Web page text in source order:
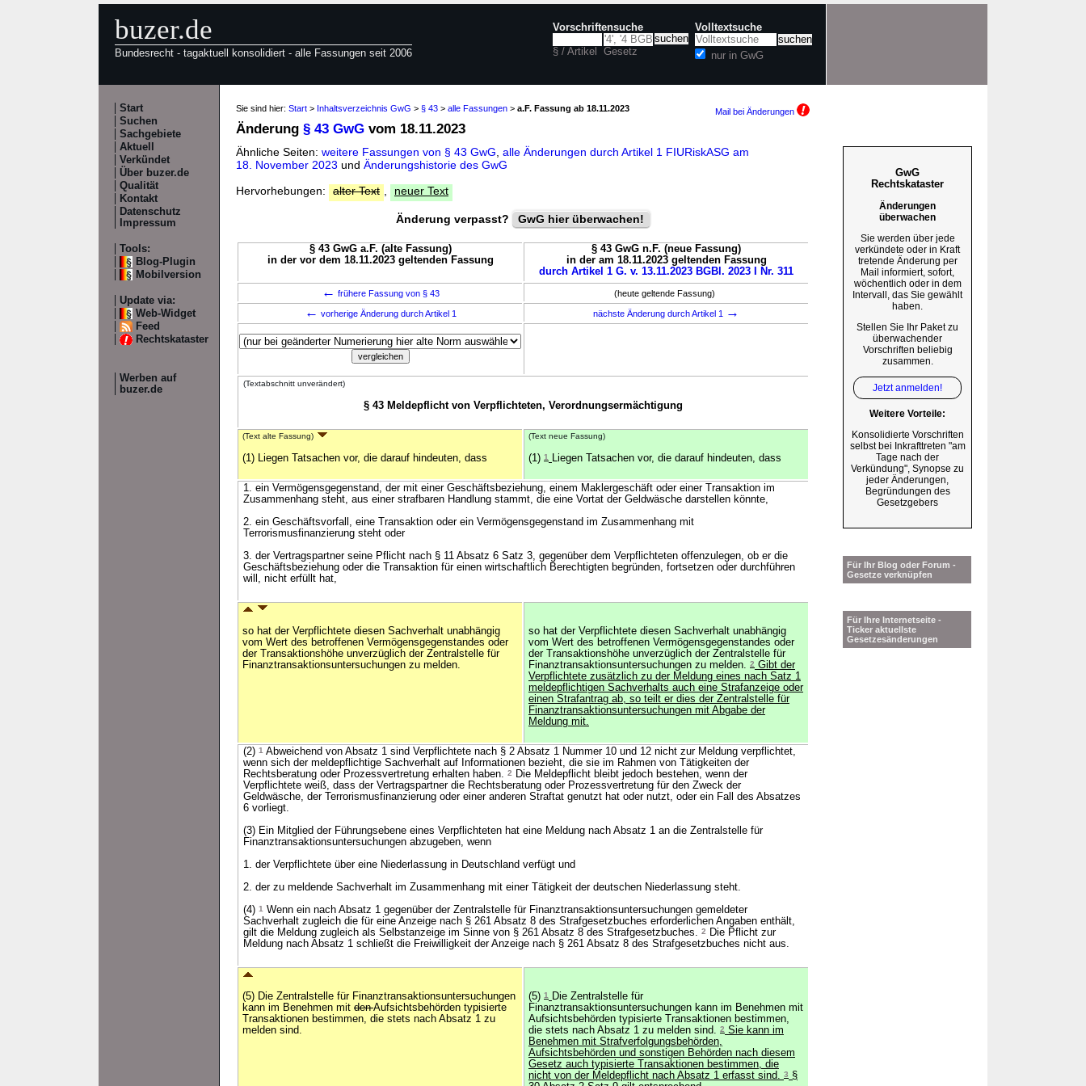
buzer.de
Bundesrecht - tagaktuell konsolidiert - alle Fassungen seit 2006
Vorschriftensuche
§ / Artikel Gesetz
Volltextsuche
nur in GwG
Start
Suchen
Sachgebiete
Aktuell
Verkündet
Über buzer.de
Qualität
Kontakt
Datenschutz
Impressum
Tools:
Blog-Plugin
Mobilversion
Update via:
Web-Widget
Feed
Rechtskataster
Werben auf
buzer.de
Sie sind hier: Start > Inhaltsverzeichnis GwG > § 43 > alle Fassungen > a.F. Fassung ab 18.11.2023 Mail bei Änderungen
Änderung § 43 GwG vom 18.11.2023
Ähnliche Seiten: weitere Fassungen von § 43 GwG alle Änderungen durch Artikel 1 FIURiskASG am
18. November 2023 und Änderungshistorie des GwG
Hervorhebungen:
alter Text neuer Text
Änderung verpasst? GwG hier überwachen!
§ 43 GwG a.F. (alte Fassung)
in der vor dem 18.11.2023 geltenden Fassung
§ 43 GwG n.F. (neue Fassung)
in der am 18.11.2023 geltenden Fassung
durch Artikel 1 G. v. 13.11.2023 BGBl. 2023 I Nr. 311
← frühere Fassung von § 43 (heute geltende Fassung)
← vorherige Änderung durch Artikel 1 nächste Änderung durch Artikel 1 →
(Textabschnitt unverändert)
§ 43 Meldepflicht von Verpflichteten, Verordnungsermächtigung
(Text alte Fassung)
(1) Liegen Tatsachen vor, die darauf hindeuten, dass
(Text neue Fassung)
(1) 1 Liegen Tatsachen vor, die darauf hindeuten, dass
1. ein Vermögensgegenstand, der mit einer Geschäftsbeziehung, einem Maklergeschäft oder einer Transaktion im
Zusammenhang steht, aus einer strafbaren Handlung stammt, die eine Vortat der Geldwäsche darstellen könnte,
2. ein Geschäftsvorfall, eine Transaktion oder ein Vermögensgegenstand im Zusammenhang mit
Terrorismusfinanzierung steht oder
3. der Vertragspartner seine Pflicht nach § 11 Absatz 6 Satz 3, gegenüber dem Verpflichteten offenzulegen, ob er die
Geschäftsbeziehung oder die Transaktion für einen wirtschaftlich Berechtigten begründen, fortsetzen oder durchführen
will, nicht erfüllt hat,
so hat der Verpflichtete diesen Sachverhalt unabhängig
vom Wert des betroffenen Vermögensgegenstandes oder
der Transaktionshöhe unverzüglich der Zentralstelle für
Finanztransaktionsuntersuchungen zu melden.
so hat der Verpflichtete diesen Sachverhalt unabhängig
vom Wert des betroffenen Vermögensgegenstandes oder
der Transaktionshöhe unverzüglich der Zentralstelle für
Finanztransaktionsuntersuchungen zu melden. 2 Gibt der
Verpflichtete zusätzlich zu der Meldung eines nach Satz 1
meldepflichtigen Sachverhalts auch eine Strafanzeige oder
einen Strafantrag ab, so teilt er dies der Zentralstelle für
Finanztransaktionsuntersuchungen mit Abgabe der
Meldung mit.
(2) 1 Abweichend von Absatz 1 sind Verpflichtete nach § 2 Absatz 1 Nummer 10 und 12 nicht zur Meldung verpflichtet,
wenn sich der meldepflichtige Sachverhalt auf Informationen bezieht, die sie im Rahmen von Tätigkeiten der
Rechtsberatung oder Prozessvertretung erhalten haben. 2
Die Meldepflicht bleibt jedoch bestehen, wenn der
Verpflichtete weiß, dass der Vertragspartner die Rechtsberatung oder Prozessvertretung für den Zweck der
Geldwäsche, der Terrorismusfinanzierung oder einer anderen Straftat genutzt hat oder nutzt, oder ein Fall des Absatzes
6 vorliegt.
(3) Ein Mitglied der Führungsebene eines Verpflichteten hat eine Meldung nach Absatz 1 an die Zentralstelle für
Finanztransaktionsuntersuchungen abzugeben, wenn
1. der Verpflichtete über eine Niederlassung in Deutschland verfügt und
2. der zu meldende Sachverhalt im Zusammenhang mit einer Tätigkeit der deutschen Niederlassung steht.
(4) 1 Wenn ein nach Absatz 1 gegenüber der Zentralstelle für Finanztransaktionsuntersuchungen gemeldeter
Sachverhalt zugleich die für eine Anzeige nach § 261 Absatz 8 des Strafgesetzbuches erforderlichen Angaben enthält,
gilt die Meldung zugleich als Selbstanzeige im Sinne von § 261 Absatz 8 des Strafgesetzbuches. 2
Die Pflicht zur
Meldung nach Absatz 1 schließt die Freiwilligkeit der Anzeige nach § 261 Absatz 8 des Strafgesetzbuches nicht aus.
(5) Die Zentralstelle für Finanztransaktionsuntersuchungen
kann im Benehmen mit denAufsichtsbehörden typisierte
Transaktionen bestimmen, die stets nach Absatz 1 zu
melden sind.
(5) 1
Die Zentralstelle für
Finanztransaktionsuntersuchungen kann im Benehmen mit
Aufsichtsbehörden typisierte Transaktionen bestimmen,
die stets nach Absatz 1 zu melden sind. 2 Sie kann im
Benehmen mit Strafverfolgungsbehörden,
Aufsichtsbehörden und sonstigen Behörden nach diesem
Gesetz auch typisierte Transaktionen bestimmen, die
nicht von der Meldepflicht nach Absatz 1 erfasst sind. 3 §
GwG
Rechtskataster
Änderungen
überwachen
Sie werden über jede
verkündete oder in Kraft
tretende Änderung per
Mail informiert, sofort,
wöchentlich oder in dem
Intervall, das Sie gewählt
haben.
Stellen Sie Ihr Paket zu
überwachender
Vorschriften beliebig
zusammen.
Jetzt anmelden!
Weitere Vorteile:
Konsolidierte Vorschriften
selbst bei Inkrafttreten "am
Tage nach der
Verkündung", Synopse zu
jeder Änderungen,
Begründungen des
Gesetzgebers
Für Ihr Blog oder Forum -
Gesetze verknüpfen
Für Ihre Internetseite -
Ticker aktuellste
Gesetzesänderungen